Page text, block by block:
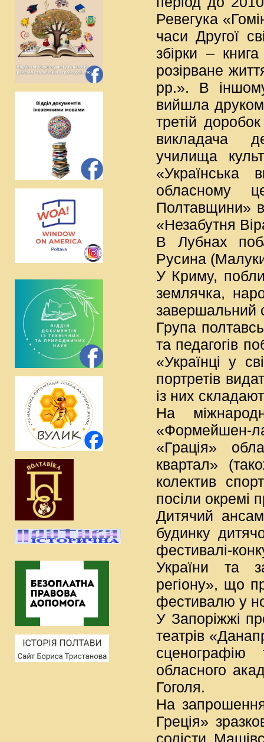
Ревегука
часи Другої
збірки –
розірване
рр.». В
вийшла друком
третій
викладача
училища
«Українська
обласному
Полтавщини»
«Незабутня
В Лубнах
Русина
У Криму,
землячка,
завершальний
Група
та педагогів
«Українці у
портретів
із них
На
«Формейшен-
«Грація»
квартал»
колектив
посіли окремі
Дитячий
будинку
фестивалі-
України та
регіону», що
фестивалю у
У Запоріжжі
театрів
сценографію
обласного
Гоголя.
На
Греція»
солісти